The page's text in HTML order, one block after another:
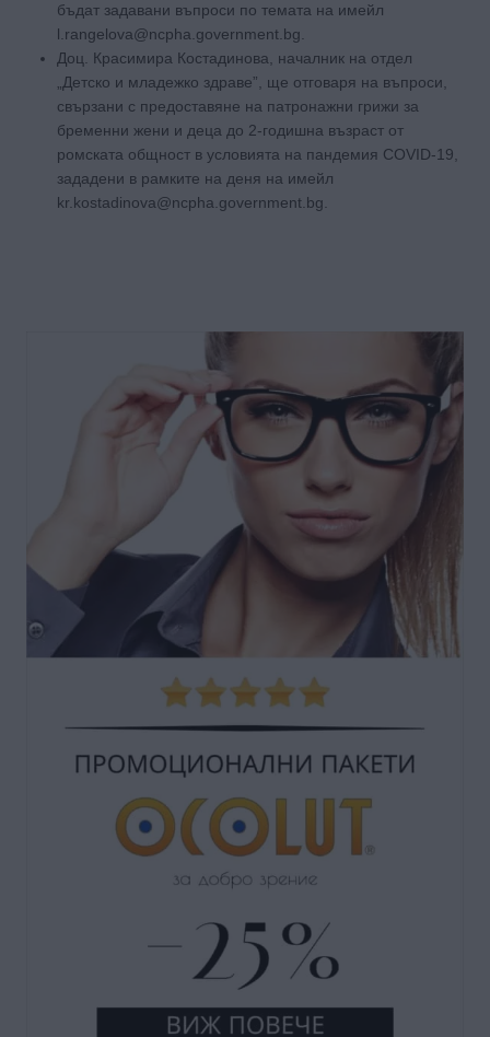
бъдат задавани въпроси по темата на имейл
l.rangelova@ncpha.government.bg.
Доц. Красимира Костадинова, началник на отдел
„Детско и младежко здраве”, ще отговаря на въпроси,
свързани с предоставяне на патронажни грижи за
бременни жени и деца до 2-годишна възраст от
ромската общност в условията на пандемия COVID-19,
зададени в рамките на деня на имейл
kr.kostadinova@ncpha.government.bg.